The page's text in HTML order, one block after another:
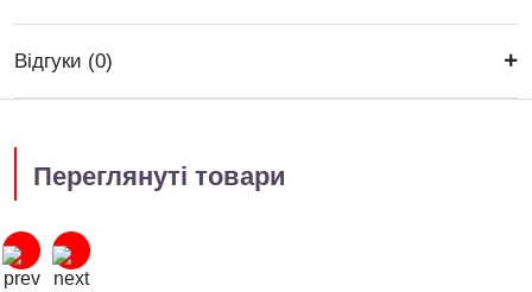
Відгуки (0)
Переглянуті товари